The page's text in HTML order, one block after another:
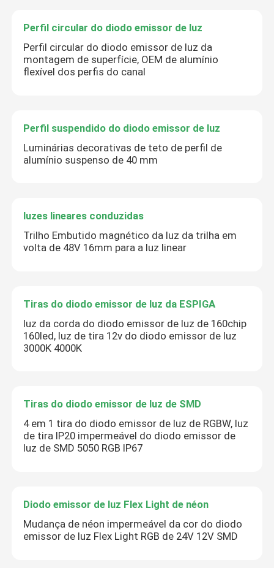
Perfil circular do diodo emissor de luz
Perfil circular do diodo emissor de luz da
montagem de superfície, OEM de alumínio
flexível dos perfis do canal
Perfil suspendido do diodo emissor de luz
Luminárias decorativas de teto de perfil de
alumínio suspenso de 40 mm
luzes lineares conduzidas
Trilho Embutido magnético da luz da trilha em
volta de 48V 16mm para a luz linear
Tiras do diodo emissor de luz da ESPIGA
luz da corda do diodo emissor de luz de 160chip
160led, luz de tira 12v do diodo emissor de luz
3000K 4000K
Tiras do diodo emissor de luz de SMD
4 em 1 tira do diodo emissor de luz de RGBW, luz
de tira IP20 impermeável do diodo emissor de
luz de SMD 5050 RGB IP67
Diodo emissor de luz Flex Light de néon
Mudança de néon impermeável da cor do diodo
emissor de luz Flex Light RGB de 24V 12V SMD